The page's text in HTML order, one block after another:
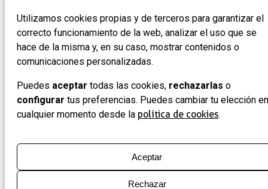
Utilizamos cookies propias y de terceros para garantizar el
correcto funcionamiento de la web, analizar el uso que se
hace de la misma y, en su caso, mostrar contenidos o
comunicaciones personalizadas.
Puedes aceptar todas las cookies, rechazarlas o
configurar tus preferencias. Puedes cambiar tu elección en
cualquier momento desde la política de cookies.
Aceptar
Rechazar
Graus
(Huesca)
Formulario
de
adhesión
de